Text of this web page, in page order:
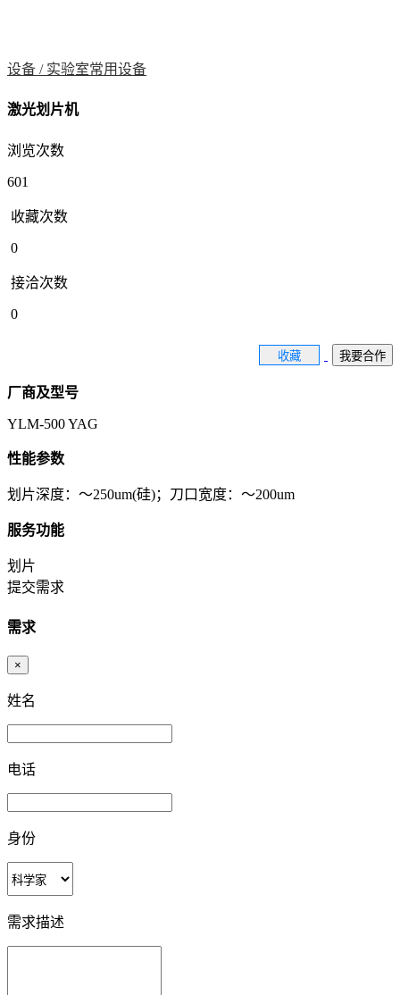
设备 / 实验室常用设备
激光划片机
浏览次数
601
收藏次数
0
接洽次数
0
收藏 我要合作
厂商及型号
YLM-500 YAG
性能参数
划片深度：～250um(硅)；刀口宽度：～200um
服务功能
划片
提交需求
需求
×
姓名
电话
身份
需求描述